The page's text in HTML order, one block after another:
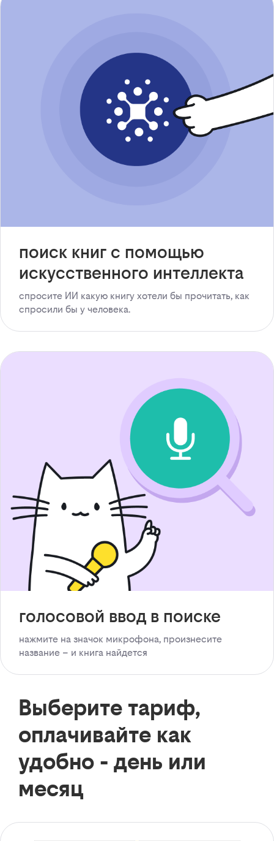
поиск книг с помощью
искусственного интеллекта
спросите ИИ какую книгу хотели бы прочитать, как
спросили бы у человека.
голосовой ввод в поиске
нажмите на значок микрофона, произнесите
название – и книга найдется
Выберите тариф,
оплачивайте как
удобно - день или
месяц